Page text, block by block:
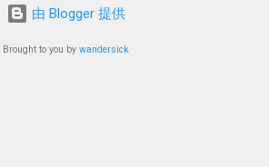
由 Blogger 提供
Brought to you by wandersick